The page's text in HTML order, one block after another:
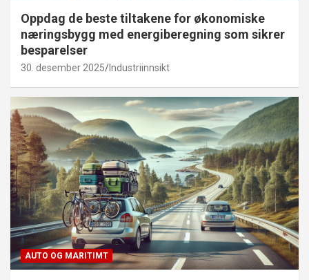
Oppdag de beste tiltakene for økonomiske
næringsbygg med energiberegning som sikrer
besparelser
30. desember 2025 Industriinnsikt
AUTO OG MARITIMT